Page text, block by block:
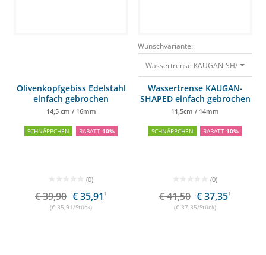
Olivenkopfgebiss Edelstahl
einfach gebrochen
14,5 cm / 16mm
SCHNÄPPCHEN RABATT 10%
(0)
€ 39,90 € 35,91 1
(€ 35,91/Stück)
Wunschvariante:
Wassertrense KAUGAN-SHAPED
Wassertrense KAUGAN-
SHAPED einfach gebrochen
11,5cm / 14mm
SCHNÄPPCHEN RABATT 10%
(0)
€ 41,50 € 37,351
(€ 37,35/Stück)